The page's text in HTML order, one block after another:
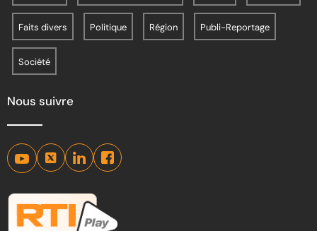
Faits divers Politique Région Publi-Reportage
Société
Nous suivre